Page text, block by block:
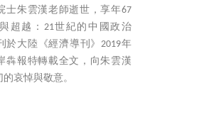
士朱雲漢老師逝世，享年67
超越：21世紀的中國政治
於大陸《經濟導刊》2019年
犇報特轉載全文，向朱雲漢
哀悼與敬意。